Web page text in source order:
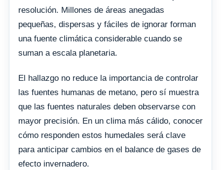
resolución. Millones de áreas anegadas
pequeñas, dispersas y fáciles de ignorar forman
una fuente climática considerable cuando se
suman a escala planetaria.
El hallazgo no reduce la importancia de controlar
las fuentes humanas de metano, pero sí muestra
que las fuentes naturales deben observarse con
mayor precisión. En un clima más cálido, conocer
cómo responden estos humedales será clave
para anticipar cambios en el balance de gases de
efecto invernadero.